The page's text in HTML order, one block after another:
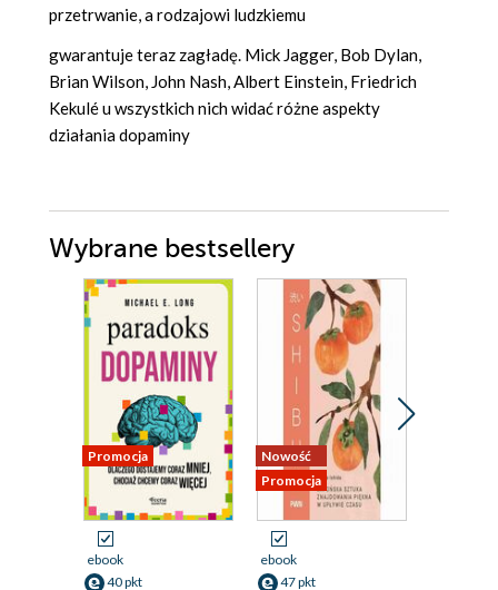
przetrwanie, a rodzajowi ludzkiemu
gwarantuje teraz zagładę. Mick Jagger, Bob Dylan,
Brian Wilson, John Nash, Albert Einstein, Friedrich
Kekulé u wszystkich nich widać różne aspekty
działania dopaminy
Wybrane bestsellery
Promocja
ebook
40 pkt
Nowość
Promocja
ebook
47 pkt